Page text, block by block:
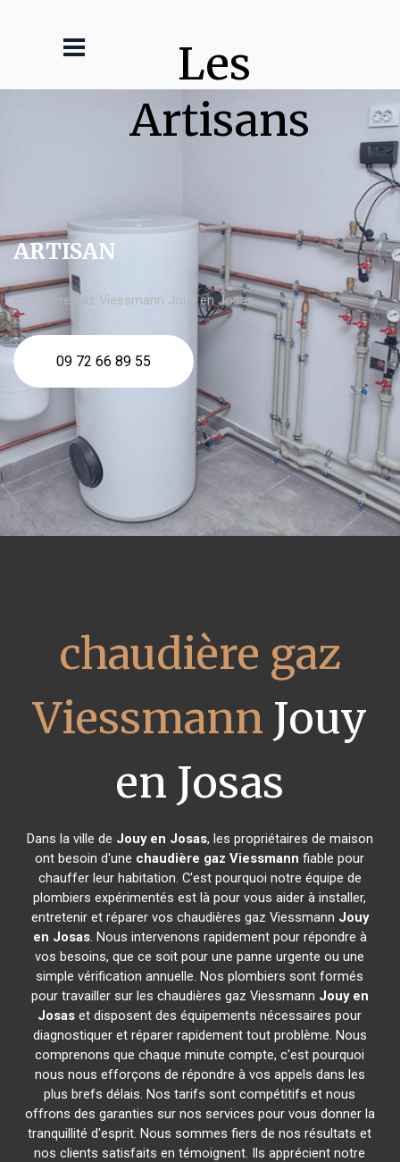
Les
Artisans
ARTISAN
chaudière gaz Viessmann Jouy en Josas
09 72 66 89 55
chaudière gaz
Viessmann Jouy
en Josas
Dans la ville de Jouy en Josas, les propriétaires de maison
ont besoin d'une chaudière gaz Viessmann fiable pour
chauffer leur habitation. C'est pourquoi notre équipe de
plombiers expérimentés est là pour vous aider à installer,
entretenir et réparer vos chaudières gaz Viessmann Jouy
en Josas. Nous intervenons rapidement pour répondre à
vos besoins, que ce soit pour une panne urgente ou une
simple vérification annuelle. Nos plombiers sont formés
pour travailler sur les chaudières gaz Viessmann Jouy en
Josas et disposent des équipements nécessaires pour
diagnostiquer et réparer rapidement tout problème. Nous
comprenons que chaque minute compte, c'est pourquoi
nous nous efforçons de répondre à vos appels dans les
plus brefs délais. Nos tarifs sont compétitifs et nous
offrons des garanties sur nos services pour vous donner la
tranquillité d'esprit. Nous sommes fiers de nos résultats et
nos clients satisfaits en témoignent. Ils apprécient notre